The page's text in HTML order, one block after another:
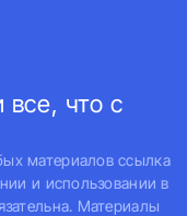
все, что с
материалов ссылка
и использовании в
Материалы